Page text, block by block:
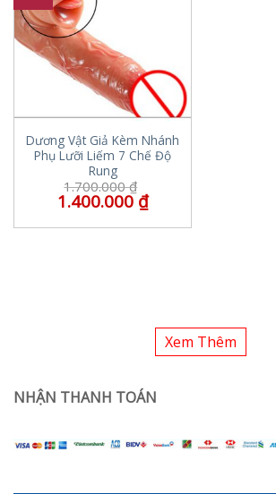
Dương Vật Giả Kèm Nhánh
Phụ Lưỡi Liếm 7 Chế Độ
Rung
1.700.000₫
1.400.000₫
Xem Thêm
NHẬN THANH TOÁN